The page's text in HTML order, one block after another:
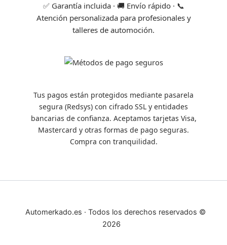
✅ Garantía incluida · 🚚 Envío rápido · 📞
Atención personalizada para profesionales y
talleres de automoción.
Tus pagos están protegidos mediante pasarela
segura (Redsys) con cifrado SSL y entidades
bancarias de confianza. Aceptamos tarjetas Visa,
Mastercard y otras formas de pago seguras.
Compra con tranquilidad.
Automerkado.es · Todos los derechos reservados ©
2026